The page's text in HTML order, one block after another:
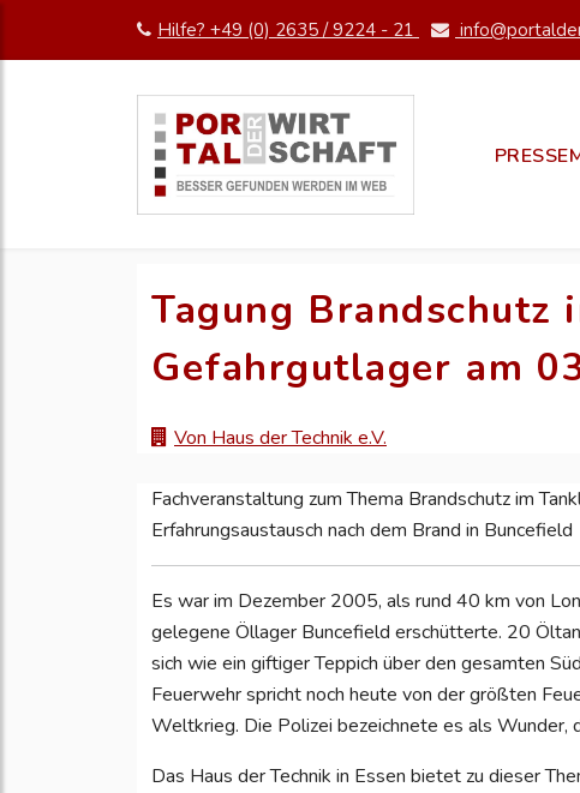
Hilfe? +49 (0) 2635 / 9224 - 21
Tagung Brandschutz
Gefahrgutlager am
Von Haus der Technik e.V.
Fachveranstaltung zum Thema Brandschutz im
Erfahrungsaustausch nach dem Brand in Buncefield
Es war im Dezember 2005, als rund 40 km von
gelegene Öllager Buncefield erschütterte. 20
sich wie ein giftiger Teppich über den gesamten
Feuerwehr spricht noch heute von der größten
Weltkrieg. Die Polizei bezeichnete es als Wunder,
Das Haus der Technik in Essen bietet zu dieser